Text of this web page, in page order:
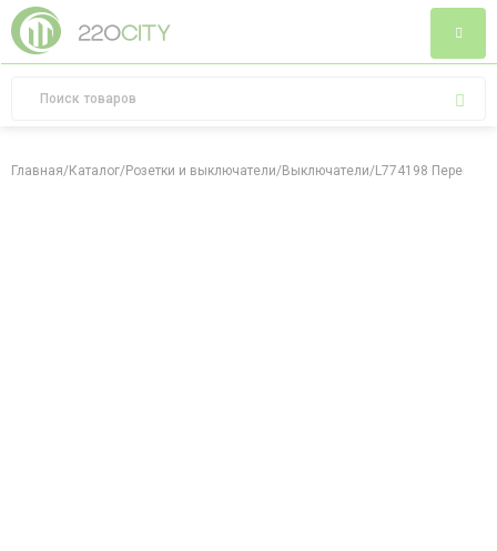
Главная/Каталог/Розетки и выключатели/Выключатели/L774198